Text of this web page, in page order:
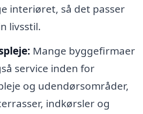
interiøret, så det passer
livsstil.
Mange byggefirmaer
service inden for
og udendørsområder,
indkørsler og